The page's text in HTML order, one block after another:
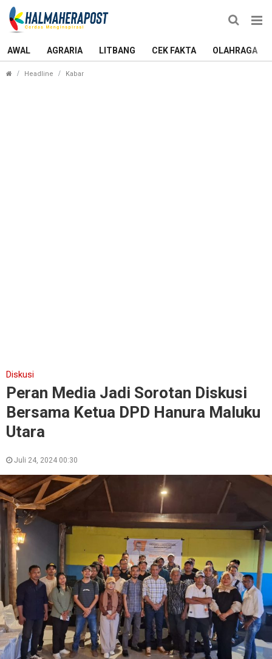
AWAL AGRARIA LITBANG CEK FAKTA OLAHRAGA
Headline Kabar
Diskusi
Peran Media Jadi Sorotan Diskusi
Bersama Ketua DPD Hanura Maluku
Utara
Juli 24, 2024 00:30